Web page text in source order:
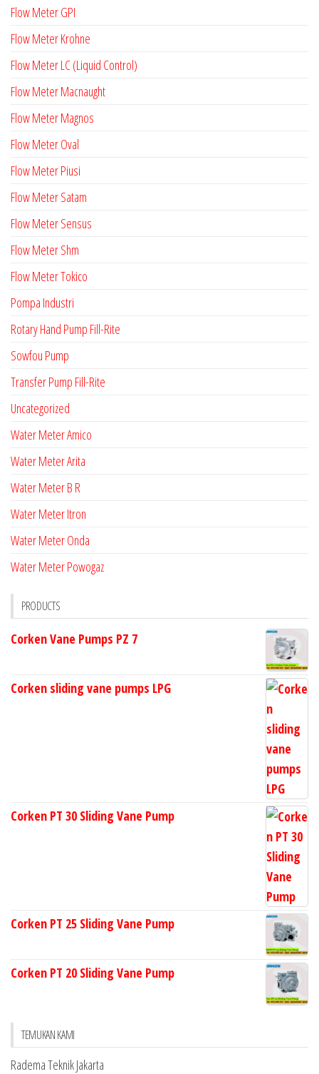
Flow Meter GPI
Flow Meter Krohne
Flow Meter LC (Liquid Control)
Flow Meter Macnaught
Flow Meter Magnos
Flow Meter Oval
Flow Meter Piusi
Flow Meter Satam
Flow Meter Sensus
Flow Meter Shm
Flow Meter Tokico
Pompa Industri
Rotary Hand Pump Fill-Rite
Sowfou Pump
Transfer Pump Fill-Rite
Uncategorized
Water Meter Amico
Water Meter Arita
Water Meter B R
Water Meter Itron
Water Meter Onda
Water Meter Powogaz
PRODUCTS
Corken Vane Pumps PZ 7
Corken sliding vane pumps LPG
Corken PT 30 Sliding Vane Pump
Corken PT 25 Sliding Vane Pump
Corken PT 20 Sliding Vane Pump
TEMUKAN KAMI
Radema Teknik Jakarta